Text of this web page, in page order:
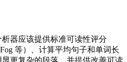
器应该提供标准可读性评分
Fog 等）、计算平均句子和单词长